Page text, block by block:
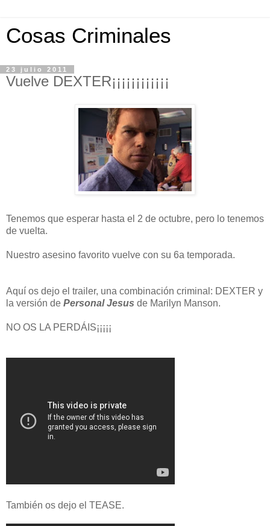
Cosas Criminales
23 julio 2011
Vuelve DEXTER¡¡¡¡¡¡¡¡¡¡¡¡
Tenemos que esperar hasta el 2 de octubre, pero lo tenemos
de vuelta.
Nuestro asesino favorito vuelve con su 6a temporada.
Aquí os dejo el trailer, una combinación criminal: DEXTER y
la versión de Personal Jesus de Marilyn Manson.
NO OS LA PERDÁIS¡¡¡¡¡
También os dejo el TEASE.